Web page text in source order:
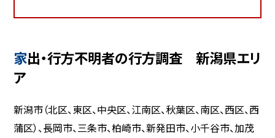
家出・行方不明者の行方調査 新潟県エリ
ア
新潟市（北区、東区、中央区、江南区、秋葉区、南区、西区、西
蒲区）、長岡市、三条市、柏崎市、新発田市、小千谷市、加茂